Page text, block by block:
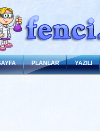
PLANLAR YAZILI